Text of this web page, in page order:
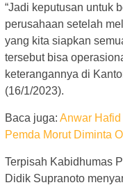
“Jadi keputusan untuk
perusahaan setelah
yang kita siapkan
tersebut bisa
keterangannya di
(16/1/2023).
Baca juga: Anwar Hafid
Pemda Morut Diminta
Terpisah Kabidhumas
Didik Supranoto